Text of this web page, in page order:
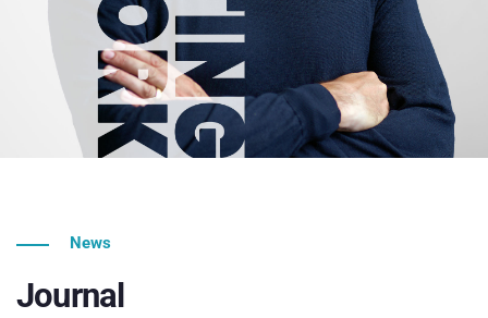
News
Journal